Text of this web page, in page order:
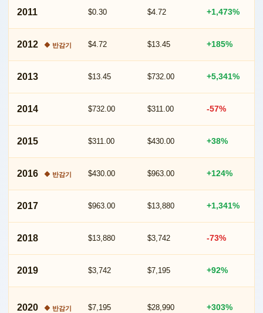
가
익
기
(2011~2026)
2011 $0.30 $4.72 +1,473%
2012 🔶 반감기 $4.72 $13.45 +185%
2013 $13.45 $732.00 +5,341%
2014 $732.00 $311.00 -57%
2015 $311.00 $430.00 +38%
2016 🔶 반감기 $430.00 $963.00 +124%
2017 $963.00 $13,880 +1,341%
2018 $13,880 $3,742 -73%
2019 $3,742 $7,195 +92%
2020 🔶 반감기 $7,195 $28,990 +303%